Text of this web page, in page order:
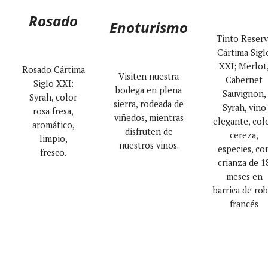
Rosado
Rosado Cártima
Siglo XXI:
Syrah, color
rosa fresa,
aromático,
limpio,
fresco.
Enoturismo
Visiten nuestra
bodega en plena
sierra, rodeada de
viñedos, mientras
disfruten de
nuestros vinos.
Tinto
Cártima
XXI;
Cabernet
Sauvignon,
Syrah, vino
elegante,
cereza,
especies,
crianza de
meses en
barrica de
francés